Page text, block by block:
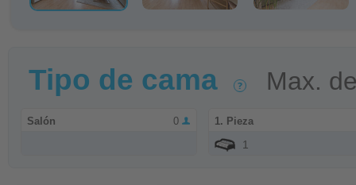
Tipo de cama Max.
0
Salón 1. Pieza
1